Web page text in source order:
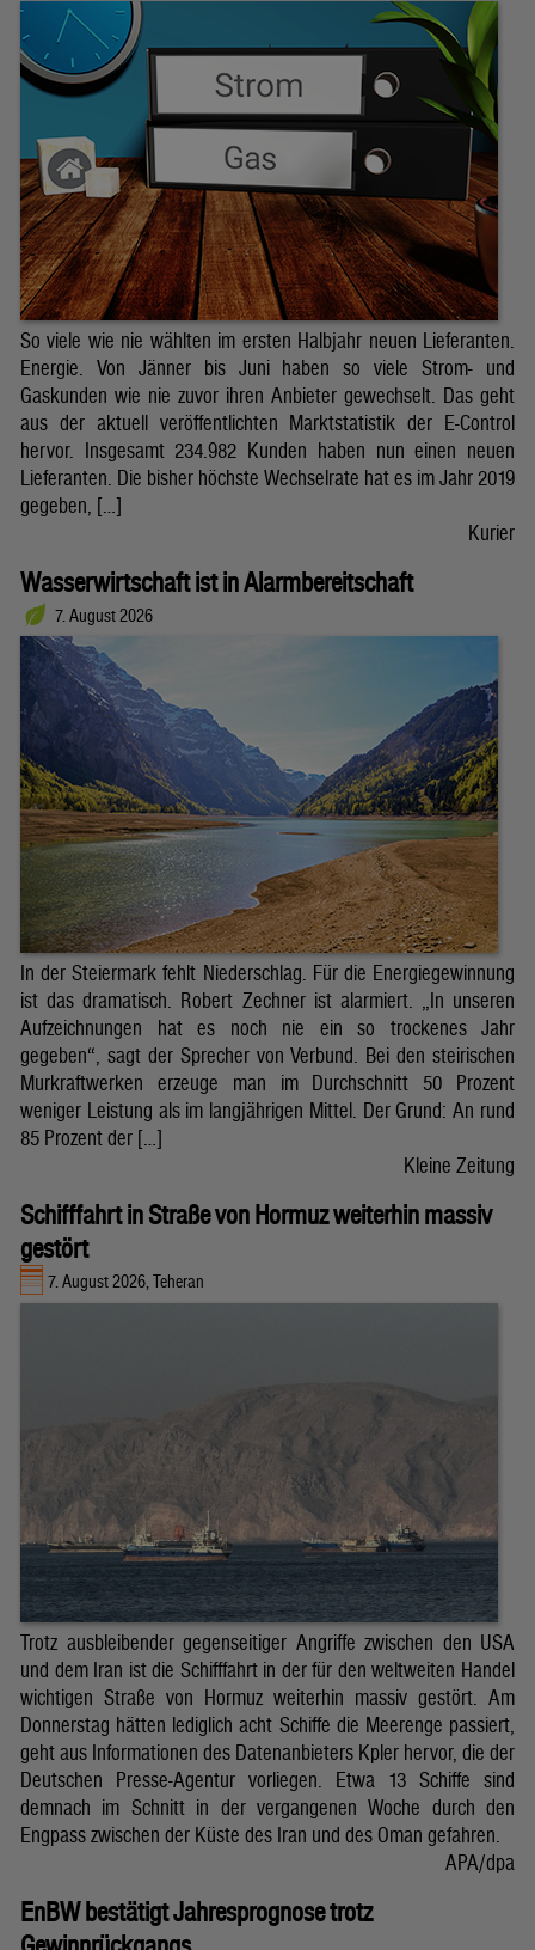
So viele wie nie wählten im ersten Halbjahr neuen Lieferanten.
Energie. Von Jänner bis Juni haben so viele Strom- und
Gaskunden wie nie zuvor ihren Anbieter gewechselt. Das geht
aus der aktuell veröffentlichten Marktstatistik der E-Control
hervor. Insgesamt 234.982 Kunden haben nun einen neuen
Lieferanten. Die bisher höchste Wechselrate hat es im Jahr 2019
gegeben, […]
Kurier
Wasserwirtschaft ist in Alarmbereitschaft
7. August 2026
In der Steiermark fehlt Niederschlag. Für die Energiegewinnung
ist das dramatisch. Robert Zechner ist alarmiert. „In unseren
Aufzeichnungen hat es noch nie ein so trockenes Jahr
gegeben“, sagt der Sprecher von Verbund. Bei den steirischen
Murkraftwerken erzeuge man im Durchschnitt 50 Prozent
weniger Leistung als im langjährigen Mittel. Der Grund: An rund
85 Prozent der […]
Kleine Zeitung
Schifffahrt in Straße von Hormuz weiterhin massiv
gestört
7. August 2026, Teheran
Trotz ausbleibender gegenseitiger Angriffe zwischen den USA
und dem Iran ist die Schifffahrt in der für den weltweiten Handel
wichtigen Straße von Hormuz weiterhin massiv gestört. Am
Donnerstag hätten lediglich acht Schiffe die Meerenge passiert,
geht aus Informationen des Datenanbieters Kpler hervor, die der
Deutschen Presse-Agentur vorliegen. Etwa 13 Schiffe sind
demnach im Schnitt in der vergangenen Woche durch den
Engpass zwischen der Küste des Iran und des Oman gefahren.
APA/dpa
EnBW bestätigt Jahresprognose trotz